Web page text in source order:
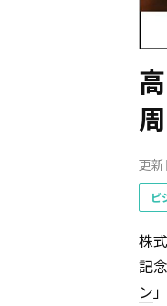
更
ビ
株
記念
ン